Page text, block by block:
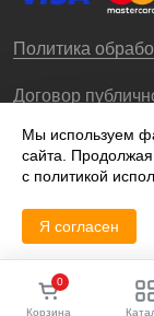
Политика
Договор
© 2009-2026 –
Корзина
0
Мы используем
сайта.
с политикой
Я согласен